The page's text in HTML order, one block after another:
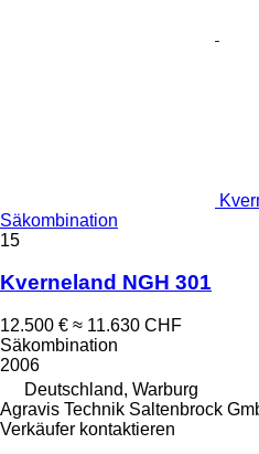
Säkombination
15
Kverneland NGH 301
12.500 € ≈ 11.630 CHF
Säkombination
2006
Deutschland, Warburg
Agravis Technik Saltenbrock
Verkäufer kontaktieren